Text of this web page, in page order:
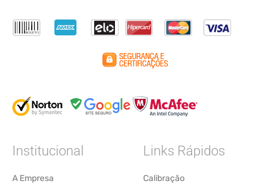
Institucional
A Empresa
Links Rápidos
Calibração